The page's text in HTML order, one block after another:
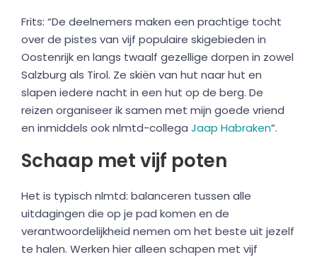
Frits: “De deelnemers maken een prachtige tocht
over de pistes van vijf populaire skigebieden in
Oostenrijk en langs twaalf gezellige dorpen in zowel
Salzburg als Tirol. Ze skiën van hut naar hut en
slapen iedere nacht in een hut op de berg. De
reizen organiseer ik samen met mijn goede vriend
en inmiddels ook nlmtd-collega Jaap Habraken”.
Schaap met vijf poten
Het is typisch nlmtd: balanceren tussen alle
uitdagingen die op je pad komen en de
verantwoordelijkheid nemen om het beste uit jezelf
te halen. Werken hier alleen schapen met vijf